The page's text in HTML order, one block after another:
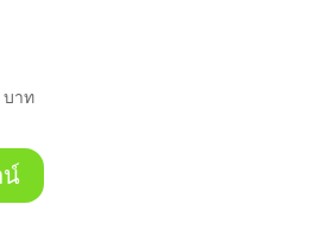
าท
น์